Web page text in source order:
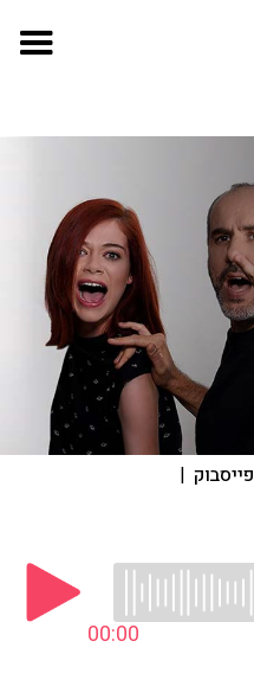
פייסבוק |
00:00